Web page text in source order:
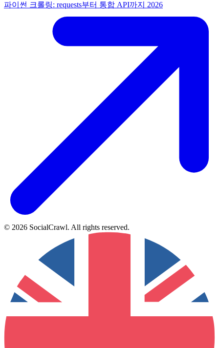
파이썬 크롤링: requests부터 통합 API까지 2026
© 2026 SocialCrawl. All rights reserved.